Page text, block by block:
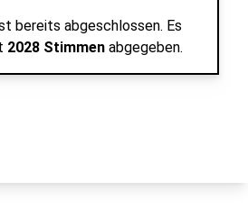
bereits abgeschlossen. Es
2028 Stimmen abgegeben.